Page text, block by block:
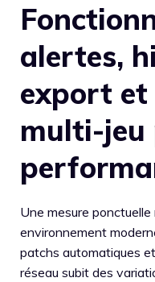
alertes,
export
multi-jeu
Une mesure
environnement
patchs automatiques
réseau subit des